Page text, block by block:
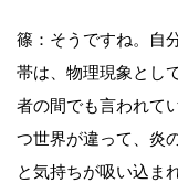
篠：そうですね。自
帯は、物理現象とし
者の間でも言われて
つ世界が違って、炎
と気持ちが吸い込ま